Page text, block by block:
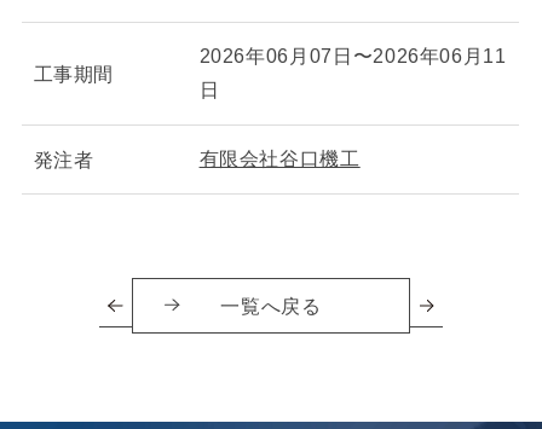
工事期間
2026年06月07日〜2026年06月11
日
発注者 有限会社谷口機工
一覧へ戻る